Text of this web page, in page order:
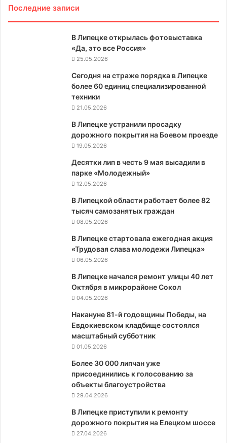
Последние записи
В Липецке открылась фотовыставка
«Да, это все Россия»
25.05.2026
Сегодня на страже порядка в Липецке
более 60 единиц специализированной
техники
21.05.2026
В Липецке устранили просадку
дорожного покрытия на Боевом проезде
19.05.2026
Десятки лип в честь 9 мая высадили в
парке «Молодежный»
12.05.2026
В Липецкой области работает более 82
тысяч самозанятых граждан
08.05.2026
В Липецке стартовала ежегодная акция
«Трудовая слава молодежи Липецка»
06.05.2026
В Липецке начался ремонт улицы 40 лет
Октября в микрорайоне Сокол
04.05.2026
Накануне 81-й годовщины Победы, на
Евдокиевском кладбище состоялся
масштабный субботник
01.05.2026
Более 30 000 липчан уже
присоединились к голосованию за
объекты благоустройства
29.04.2026
В Липецке приступили к ремонту
дорожного покрытия на Елецком шоссе
27.04.2026